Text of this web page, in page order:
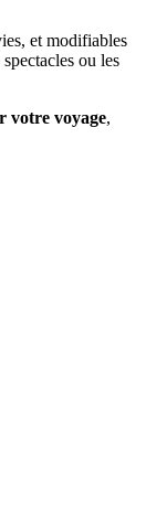
et modifiables
ou les
votre voyage,